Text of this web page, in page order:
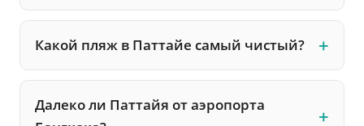
Какой пляж в Паттайе самый чистый?
Далеко ли Паттайя от аэропорта